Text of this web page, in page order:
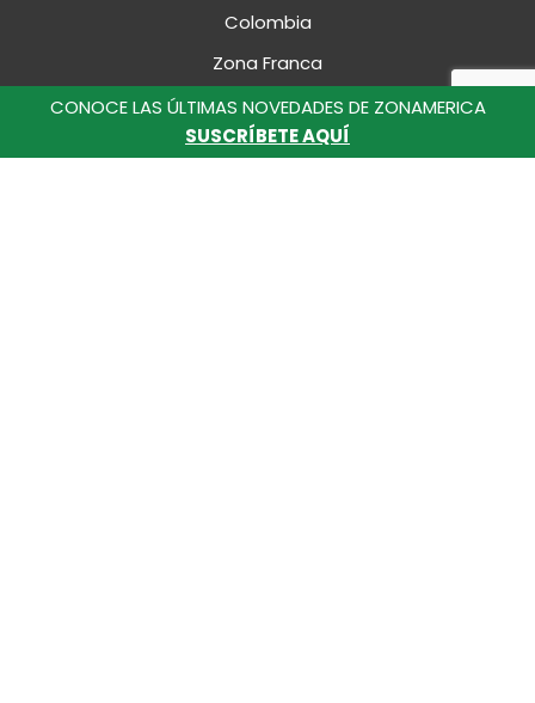
CONOCE LAS ÚLTIMAS NOVEDADES DE ZONAMERICA
SUSCRÍBETE AQUÍ
Colombia
Zona Franca
Portal de Clientes
Colombia